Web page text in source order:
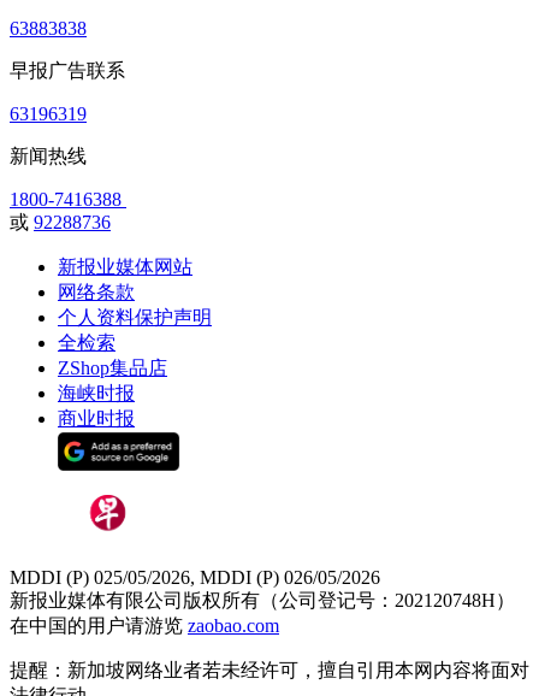
63883838
早报广告联系
63196319
新闻热线
1800-7416388
或 92288736
新报业媒体网站
网络条款
个人资料保护声明
全检索
ZShop集品店
海峡时报
商业时报
MDDI (P) 025/05/2026, MDDI (P) 026/05/2026
新报业媒体有限公司版权所有（公司登记号：202120748H）
在中国的用户请游览 zaobao.com
提醒：新加坡网络业者若未经许可，擅自引用本网内容将面对